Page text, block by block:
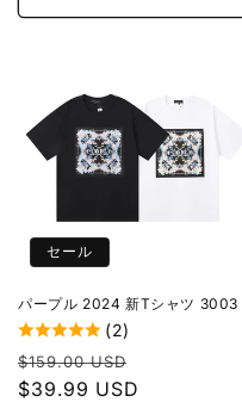
格
セール
パープル 2024 新Tシャツ 3003
(2)
通
常
$159.00 USD
$39.99 USD